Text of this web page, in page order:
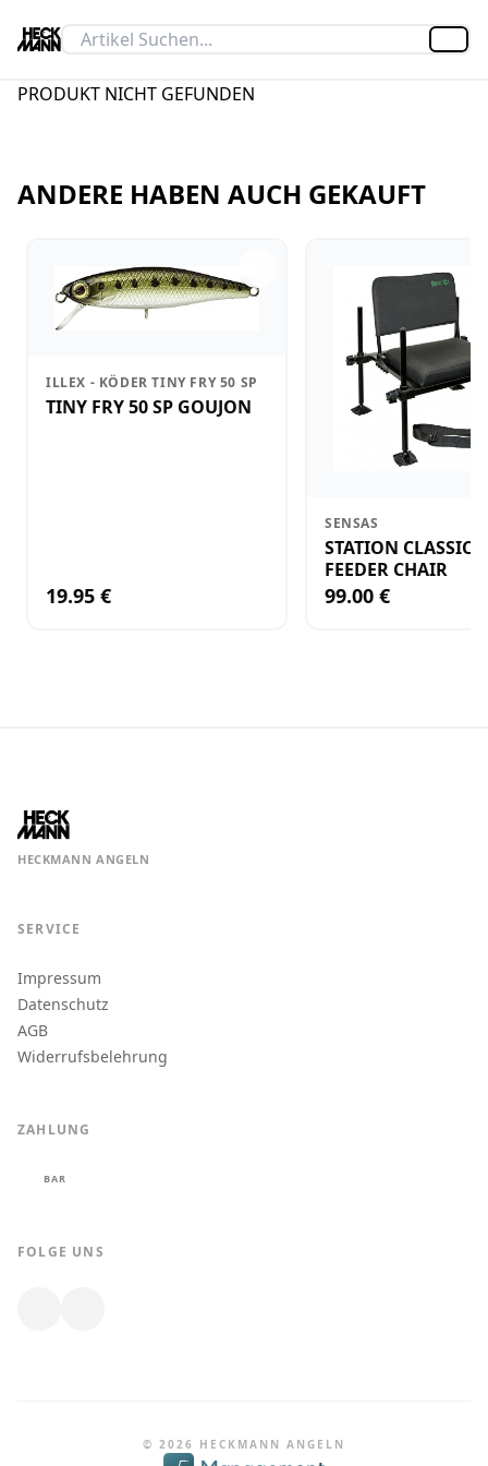
PRODUKT NICHT GEFUNDEN
ANDERE HABEN AUCH GEKAUFT
ILLEX - KÖDER TINY FRY 50 SP
TINY FRY 50 SP GOUJON
19.95 €
SENSAS
STATION CLASSIC
FEEDER CHAIR
99.00 €
HECKMANN ANGELN
SERVICE
Impressum
Datenschutz
AGB
Widerrufsbelehrung
ZAHLUNG
BAR
FOLGE UNS
© 2026 HECKMANN ANGELN